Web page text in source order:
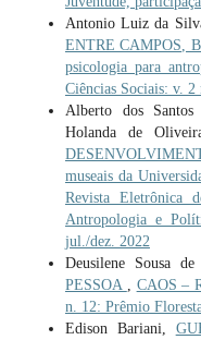
Antonio Luiz da
ENTRE CAMPOS,
psicologia para
Ciências Sociais: v.
Alberto dos
Holanda de
museais da
Revista Eletrônica
Antropologia e
jul./dez. 2022
Deusilene Sousa
PESSOA
CAOS –
n. 12: Prêmio
Edison Bariani,